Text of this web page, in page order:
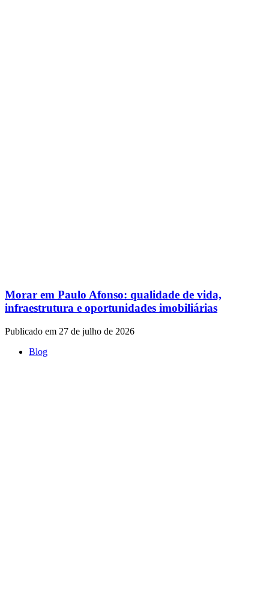
Morar em Paulo Afonso: qualidade de vida,
infraestrutura e oportunidades imobiliárias
Publicado em 27 de julho de 2026
Blog